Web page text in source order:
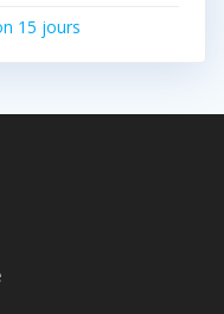
15 jours